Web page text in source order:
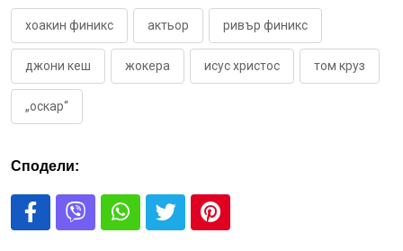
хоакин финикс актьор ривър финикс
джони кеш жокера исус христос том круз
„оскар“
Сподели: